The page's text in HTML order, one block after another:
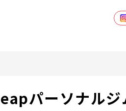
パーソナルジ